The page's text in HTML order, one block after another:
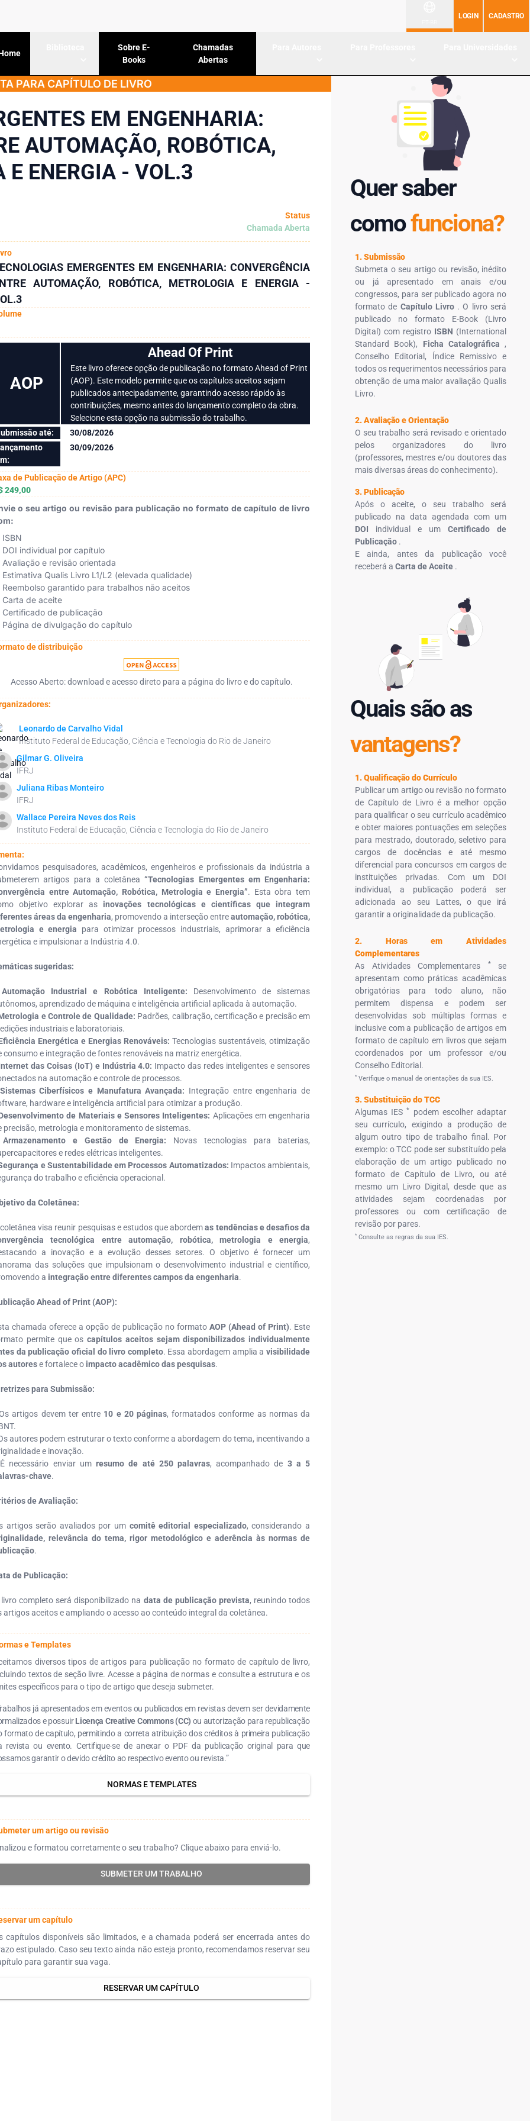
LOGIN CADASTRO
Sobre E-
Books
Chamadas
Abertas
PARA CAPÍTULO DE LIVRO
EM ENGENHARIA:
AUTOMAÇÃO, ROBÓTICA,
E ENERGIA - VOL.3
Status
Chamada Aberta
EMERGENTES EM ENGENHARIA: CONVERGÊNCIA
AUTOMAÇÃO, ROBÓTICA, METROLOGIA E ENERGIA -
AOP
Ahead Of Print
Este livro oferece opção de publicação no formato Ahead of Print
(AOP). Este modelo permite que os capítulos aceitos sejam
publicados antecipadamente, garantindo acesso rápido às
contribuições, mesmo antes do lançamento completo da obra.
Selecione esta opção na submissão do trabalho.
até:
30/08/2026
30/09/2026
de Publicação de Artigo (APC)
249,00
o seu artigo ou revisão para publicação no formato de capítulo de livro
ISBN
DOI individual por capítulo
Avaliação e revisão orientada
Estimativa Qualis Livro L1/L2 (elevada qualidade)
Reembolso garantido para trabalhos não aceitos
Carta de aceite
Certificado de publicação
Página de divulgação do capítulo
de distribuição
Acesso Aberto: download e acesso direto para a página do livro e do capítulo.
Leonardo de Carvalho Vidal
Instituto Federal de Educação, Ciência e Tecnologia do Rio de Janeiro
Gilmar G. Oliveira
IFRJ
Juliana Ribas Monteiro
IFRJ
Wallace Pereira Neves dos Reis
Instituto Federal de Educação, Ciência e Tecnologia do Rio de Janeiro
pesquisadores, acadêmicos, engenheiros e profissionais da indústria a
artigos para a coletânea“Tecnologias Emergentes em Engenharia:
entre Automação, Robótica, Metrologia e Energia”. Esta obra tem
objetivo explorar as inovações tecnológicas e científicas que integram
áreas da engenharia, promovendo a interseção entreautomação, robótica,
e energia para otimizar processos industriais, aprimorar a eficiência
e impulsionar a Indústria 4.0.
sugeridas:
Automação Industrial e Robótica Inteligente: Desenvolvimento de sistemas
aprendizado de máquina e inteligência artificial aplicada à automação.
e Controle de Qualidade: Padrões, calibração, certificação e precisão em
industriais e laboratoriais.
Energética e Energias Renováveis: Tecnologias sustentáveis, otimização
consumo e integração de fontes renováveis na matriz energética.
das Coisas (IoT) e Indústria 4.0: Impacto das redes inteligentes e sensores
na automação e controle de processos.
Sistemas Ciberfísicos e Manufatura Avançada: Integração entre engenharia de
hardware e inteligência artificial para otimizar a produção.
de Materiais e Sensores Inteligentes: Aplicações em engenharia
precisão, metrologia e monitoramento de sistemas.
Armazenamento e Gestão de Energia: Novas tecnologias para baterias,
e redes elétricas inteligentes.
e Sustentabilidade em Processos Automatizados: Impactos ambientais,
do trabalho e eficiência operacional.
da Coletânea:
visa reunir pesquisas e estudos que abordemas tendências e desafios da
tecnológica entre automação, robótica, metrologia e energia,
a inovação e a evolução desses setores. O objetivo é fornecer um
das soluções que impulsionam o desenvolvimento industrial e científico,
a integração entre diferentes campos da engenharia.
Ahead of Print (AOP):
chamada oferece a opção de publicação no formato AOP (Ahead of Print). Este
permite que os capítulos aceitos sejam disponibilizados individualmente
da publicação oficial do livro completo. Essa abordagem amplia avisibilidade
autorese fortalece o impacto acadêmico das pesquisas.
para Submissão:
artigos devem ter entre 10 e 20 páginas, formatados conforme as normas da
autores podem estruturar o texto conforme a abordagem do tema, incentivando a
e inovação.
necessário enviar umresumo de até 250 palavras, acompanhado de 3 a 5
chave.
de Avaliação:
artigos serão avaliados por um comitê editorial especializado, considerando a
relevância do tema, rigor metodológico e aderência às normas de
.
de Publicação:
livro completo será disponibilizado na data de publicação prevista, reunindo todos
artigos aceitos e ampliando o acesso ao conteúdo integral da coletânea.
e Templates
diversos tipos de artigos para publicação no formato de capítulo de livro,
textos de seção livre. Acesse a página de normas e consulte a estrutura e os
específicos para o tipo de artigo que deseja submeter.
já apresentados em eventos ou publicados em revistas devem ser devidamente
e possuirLicença Creative Commons (CC) ou autorização para republicação
formato de capítulo, permitindo a correta atribuição dos créditos à primeira publicação
revista ou evento. Certifique-se de anexar o PDF da publicação original para que
garantir o devido crédito ao respectivo evento ou revista.”
NORMAS E TEMPLATES
um artigo ou revisão
e formatou corretamente o seu trabalho? Clique abaixo para enviá-lo.
SUBMETER UM TRABALHO
um capítulo
capítulos disponíveis são limitados, e a chamada poderá ser encerrada antes do
estipulado. Caso seu texto ainda não esteja pronto, recomendamos reservar seu
para garantir sua vaga.
RESERVAR UM CAPÍTULO
Quer saber
comofunciona?
1. Submissão
Submeta o seu artigo ou revisão, inédito
ou já apresentado em anais e/ou
congressos, para ser publicado agora no
formato de Capítulo Livro. O livro será
publicado no formato E-Book (Livro
Digital) com registro ISBN (International
Standard Book), Ficha Catalográfica ,
Conselho Editorial, Índice Remissivo e
todos os requerimentos necessários para
obtenção de uma maior avaliação Qualis
Livro.
2. Avaliação e Orientação
O seu trabalho será revisado e orientado
pelos organizadores do livro
(professores, mestres e/ou doutores das
mais diversas áreas do conhecimento).
3. Publicação
Após o aceite, o seu trabalho será
publicado na data agendada com um
DOI individual e um Certificado de
Publicação .
E ainda, antes da publicação você
receberá a Carta de Aceite .
Quais são as
vantagens?
1. Qualificação do Currículo
Publicar um artigo ou revisão no formato
de Capítulo de Livro é a melhor opção
para qualificar o seu currículo acadêmico
e obter maiores pontuações em seleções
para mestrado, doutorado, seletivo para
cargos de docências e até mesmo
diferencial para concursos em cargos de
instituições privadas. Com um DOI
individual, a publicação poderá ser
adicionada ao seu Lattes, o que irá
garantir a originalidade da publicação.
2. Horas em Atividades
Complementares
As Atividades Complementares
*se
apresentam como práticas acadêmicas
obrigatórias para todo aluno, não
permitem dispensa e podem ser
desenvolvidas sob múltiplas formas e
inclusive com a publicação de artigos em
formato de capítulo em livros que sejam
coordenados por um professor e/ou
Conselho Editorial.
*Verifique o manual de orientações da sua IES.
3. Substituição do TCC
Algumas IES*
podem escolher adaptar
seu currículo, exigindo a produção de
algum outro tipo de trabalho final. Por
exemplo: o TCC pode ser substituído pela
elaboração de um artigo publicado no
formato de Capítulo de Livro, ou até
mesmo um Livro Digital, desde que as
atividades sejam coordenadas por
professores ou com certificação de
revisão por pares.
*Consulte as regras da sua IES.